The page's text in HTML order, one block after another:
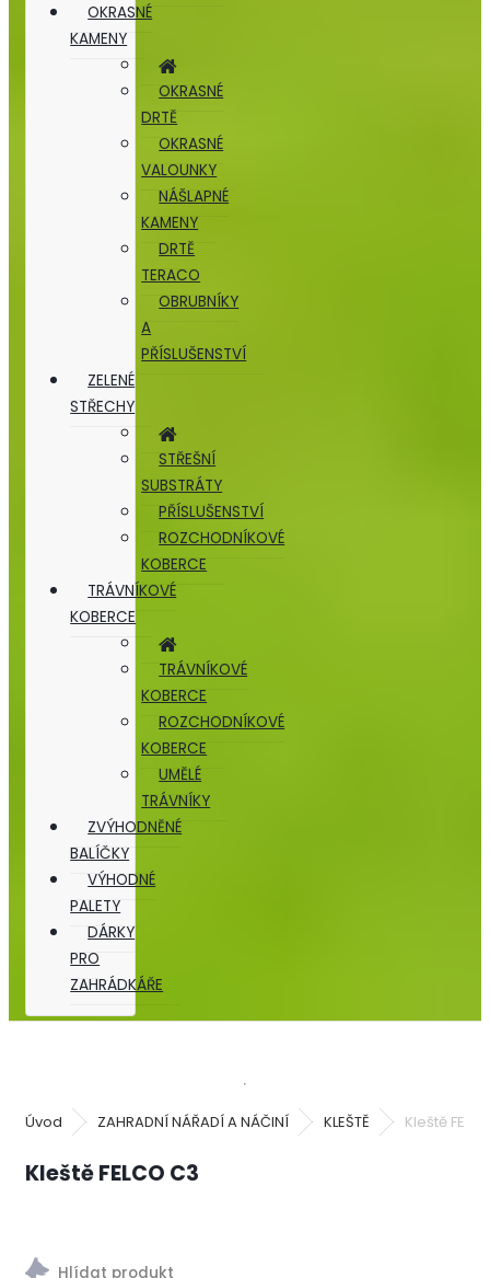
OKRASNÉ
KAMENY
OKRASNÉ
DRTĚ
OKRASNÉ
VALOUNKY
NÁŠLAPNÉ
KAMENY
DRTĚ
TERACO
OBRUBNÍKY
A
PŘÍSLUŠENSTVÍ
ZELENÉ
STŘECHY
STŘEŠNÍ
SUBSTRÁTY
PŘÍSLUŠENSTVÍ
ROZCHODNÍKOVÉ
KOBERCE
TRÁVNÍKOVÉ
KOBERCE
TRÁVNÍKOVÉ
KOBERCE
ROZCHODNÍKOVÉ
KOBERCE
UMĚLÉ
TRÁVNÍKY
ZVÝHODNĚNÉ
BALÍČKY
VÝHODNÉ
PALETY
DÁRKY
PRO
ZAHRÁDKÁŘE
Úvod ZAHRADNÍ NÁŘADÍ A NÁČINÍ KLEŠTĚ Kleště
Kleště FELCO C3